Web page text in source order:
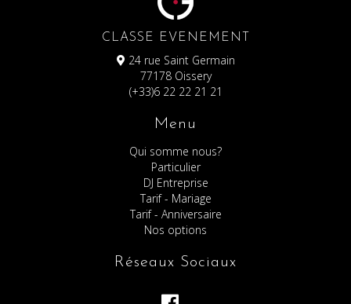
CLASSE EVENEMENT
24 rue Saint Germain
77178 Oissery
(+33)6 22 22 21 21
Menu
Qui somme nous?
Particulier
DJ Entreprise
Tarif - Mariage
Tarif - Anniversaire
Nos options
Réseaux Sociaux